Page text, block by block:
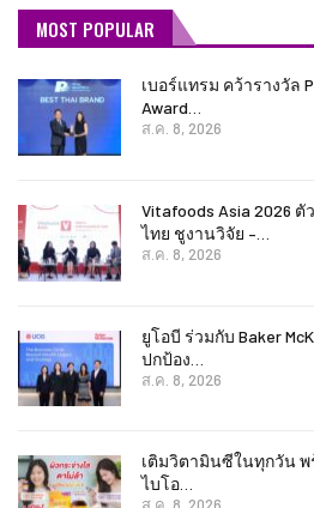
MOST POPULAR
เบอร์แทรม คว้ารางวัล
Award…
ส.ค. 8, 2026
Vitafoods Asia 2026
ไทย ชูงานวิจัย –…
ส.ค. 8, 2026
ยูโอบี ร่วมกับ Baker
ปกป้อง…
ส.ค. 8, 2026
เติมวิตามินซีในทุกวัน
ไบโอ…